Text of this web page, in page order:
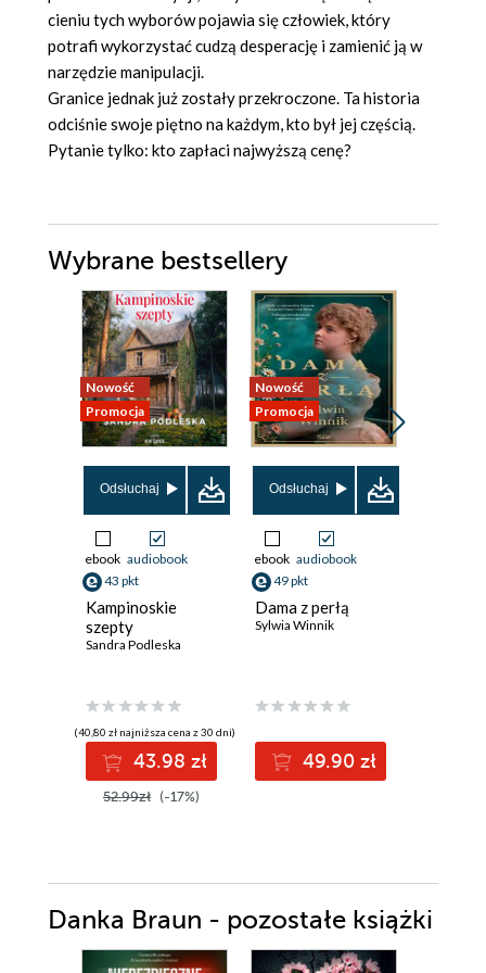
cieniu tych wyborów pojawia się człowiek, który
potrafi wykorzystać cudzą desperację i zamienić ją w
narzędzie manipulacji.
Granice jednak już zostały przekroczone. Ta historia
odciśnie swoje piętno na każdym, kto był jej częścią.
Pytanie tylko: kto zapłaci najwyższą cenę?
Wybrane bestsellery
Nowość
Promocja
Odsłuchaj
ebook audiobook
43 pkt
Kampinoskie
szepty
Sandra Podleska
(40,80 zł najniższa cena z 30 dni)
43.98 zł
52.99zł (-17%)
Nowość
Promocja
Odsłuchaj
ebook audiobook
49 pkt
Dama z perłą
Sylwia Winnik
49.90 zł
Danka Braun - pozostałe książki